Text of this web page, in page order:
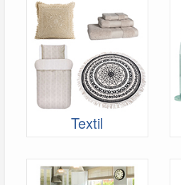
Textil